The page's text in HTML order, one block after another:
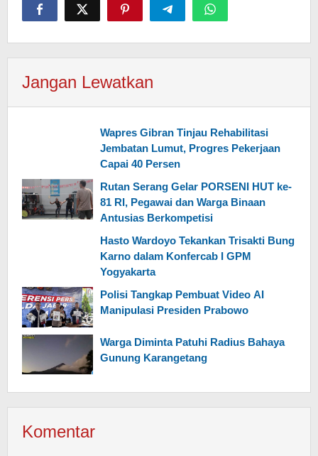
Jangan Lewatkan
Wapres Gibran Tinjau Rehabilitasi
Jembatan Lumut, Progres Pekerjaan
Capai 40 Persen
Rutan Serang Gelar PORSENI HUT ke-
81 RI, Pegawai dan Warga Binaan
Antusias Berkompetisi
Hasto Wardoyo Tekankan Trisakti Bung
Karno dalam Konfercab I GPM
Yogyakarta
Polisi Tangkap Pembuat Video AI
Manipulasi Presiden Prabowo
Warga Diminta Patuhi Radius Bahaya
Gunung Karangetang
Komentar